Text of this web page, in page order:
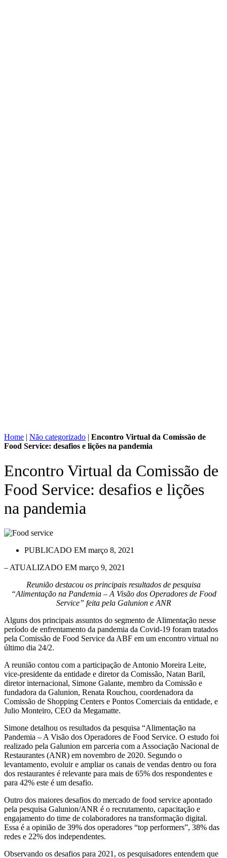
Home | Não categorizado | Encontro Virtual da Comissão de
Food Service: desafios e lições na pandemia
Encontro Virtual da Comissão de
Food Service: desafios e lições
na pandemia
PUBLICADO EM março 8, 2021
– ATUALIZADO EM março 9, 2021
Reunião destacou os principais resultados de pesquisa
“Alimentação na Pandemia – A Visão dos Operadores de Food
Service” feita pela Galunion e ANR
Alguns dos principais assuntos do segmento de Alimentação nesse
período de enfrentamento da pandemia da Covid-19 foram tratados
pela Comissão de Food Service da ABF em um encontro virtual no
último dia 24/2.
A reunião contou com a participação de Antonio Moreira Leite,
vice-presidente da entidade e diretor da Comissão, Natan Baril,
diretor internacional, Simone Galante, membro da Comissão e
fundadora da Galunion, Renata Rouchou, coordenadora da
Comissão de Shopping Centers e Pontos Comerciais da entidade, e
Julio Monteiro, CEO da Megamatte.
Simone detalhou os resultados da pesquisa “Alimentação na
Pandemia – A Visão dos Operadores de Food Service. O estudo foi
realizado pela Galunion em parceria com a Associação Nacional de
Restaurantes (ANR) em novembro de 2020. Segundo o
levantamento, evoluir e ampliar os canais de vendas dentro ou fora
dos restaurantes é relevante para mais de 65% dos respondentes e
para 42% este é um desafio.
Outro dos maiores desafios do mercado de food service apontado
pela pesquisa Galunion/ANR é o recrutamento, capacitação e
engajamento do time de colaboradores na transformação digital.
Essa é a opinião de 39% dos operadores “top performers”, 38% das
redes e 22% dos independentes.
Observando os desafios para 2021, os pesquisadores entendem que